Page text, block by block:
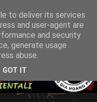
to deliver its services
and user-agent are
and security
generate usage
abuse.
GOT IT